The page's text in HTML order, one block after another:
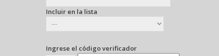
Incluir en la lista
Ingrese el código verificador